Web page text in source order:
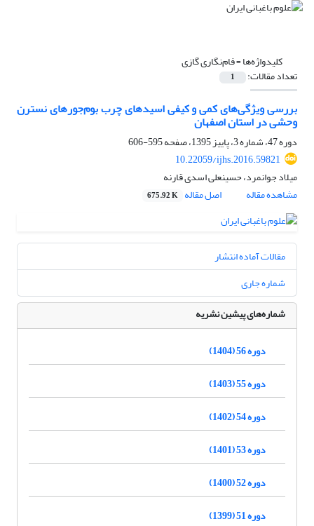
کلیدواژه‌ها =فام‌نگاری گازی
تعداد مقالات: 1
بررسی ویژگی‌های کمی و کیفی اسیدهای چرب بوم‌جور‌های نسترن
وحشی در استان اصفهان
دوره 47، شماره 3، پاییز 1395، صفحه
595-606
10.22059/ijhs.2016.59821
میلاد جوانمرد، حسینعلی اسدی قارنه
مشاهده مقاله
اصل مقاله 675.92 K
مقالات آماده انتشار
شماره جاری
شماره‌های پیشین نشریه
دوره 56 (1404)
دوره 55 (1403)
دوره 54 (1402)
دوره 53 (1401)
دوره 52 (1400)
دوره 51 (1399)